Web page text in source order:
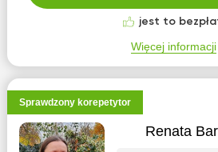
jest to
Więcej informacji
Sprawdzony korepetytor
Renata